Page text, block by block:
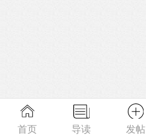
首页 导读 发帖